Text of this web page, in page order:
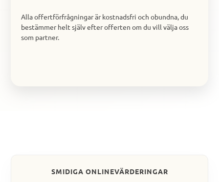
Alla offertförfrågningar är kostnadsfri och obundna, du
bestämmer helt själv efter offerten om du vill välja oss
som partner.
SMIDIGA ONLINEVÄRDERINGAR